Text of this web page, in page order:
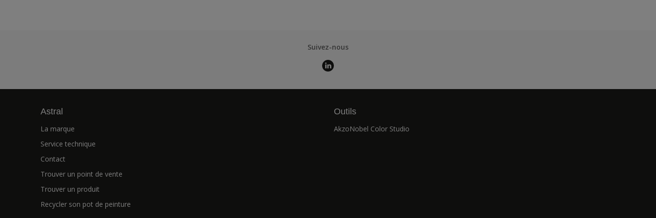
Suivez-nous
Astral
La marque
Service technique
Contact
Trouver un point de vente
Trouver un produit
Recycler son pot de peinture
Outils
AkzoNobel Color Studio